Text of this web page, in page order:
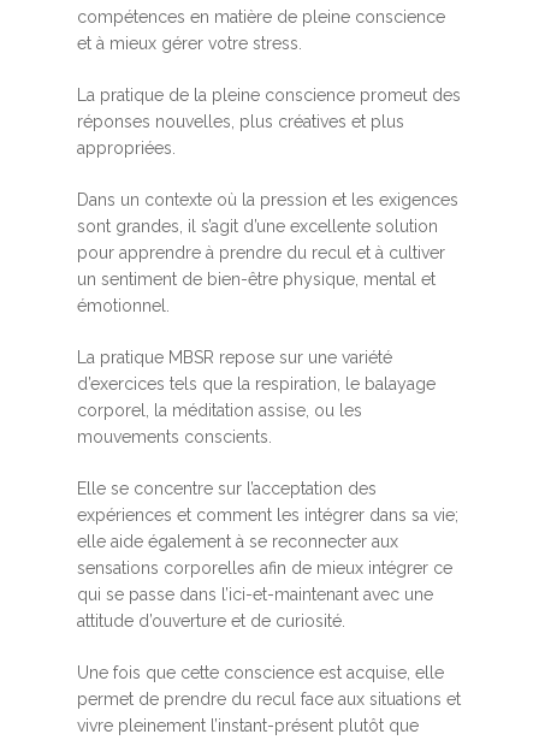
compétences en matière de pleine conscience
et à mieux gérer votre stress.
La pratique de la pleine conscience promeut des
réponses nouvelles, plus créatives et plus
appropriées.
Dans un contexte où la pression et les exigences
sont grandes, il s’agit d’une excellente solution
pour apprendre à prendre du recul et à cultiver
un sentiment de bien-être physique, mental et
émotionnel.
La pratique MBSR repose sur une variété
d’exercices tels que la respiration, le balayage
corporel, la méditation assise, ou les
mouvements conscients.
Elle se concentre sur l’acceptation des
expériences et comment les intégrer dans sa vie;
elle aide également à se reconnecter aux
sensations corporelles afin de mieux intégrer ce
qui se passe dans l’ici-et-maintenant avec une
attitude d’ouverture et de curiosité.
Une fois que cette conscience est acquise, elle
permet de prendre du recul face aux situations et
vivre pleinement l’instant-présent plutôt que